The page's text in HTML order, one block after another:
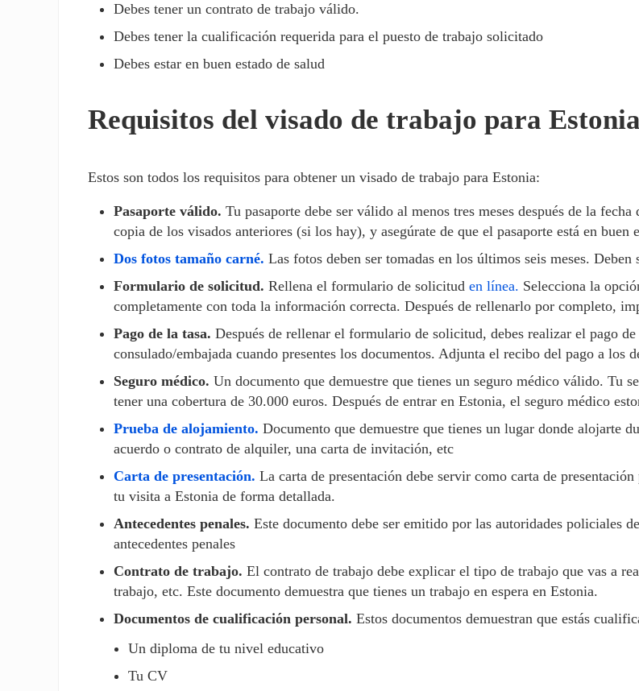
Debes tener un contrato de trabajo válido.
Debes tener la cualificación requerida para el puesto de trabajo solicitado
Debes estar en buen estado de salud
Requisitos del visado de trabajo para Estonia
Estos son todos los requisitos para obtener un visado de trabajo para Estonia:
Pasaporte válido. Tu pasaporte debe ser válido al menos tres meses después de la
copia de los visados anteriores (si los hay), y asegúrate de que el pasaporte está en buen
Dos fotos tamaño carné. Las fotos deben ser tomadas en los últimos seis meses.
Formulario de solicitud. Rellena el formulario de solicitud en línea. Selecciona la
completamente con toda la información correcta. Después de rellenarlo por completo,
Pago de la tasa. Después de rellenar el formulario de solicitud, debes realizar el pago
consulado/embajada cuando presentes los documentos. Adjunta el recibo del pago a los
Seguro médico. Un documento que demuestre que tienes un seguro médico válido. Tu
tener una cobertura de 30.000 euros. Después de entrar en Estonia, el seguro médico
Prueba de alojamiento. Documento que demuestre que tienes un lugar donde alojarte
acuerdo o contrato de alquiler, una carta de invitación, etc
Carta de presentación. La carta de presentación debe servir como carta de
tu visita a Estonia de forma detallada.
Antecedentes penales. Este documento debe ser emitido por las autoridades policiales
antecedentes penales
Contrato de trabajo. El contrato de trabajo debe explicar el tipo de trabajo que vas a
trabajo, etc. Este documento demuestra que tienes un trabajo en espera en Estonia.
Documentos de cualificación personal. Estos documentos demuestran que estás
Un diploma de tu nivel educativo
Tu CV